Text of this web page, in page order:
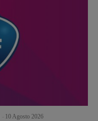
10 Agosto 2026